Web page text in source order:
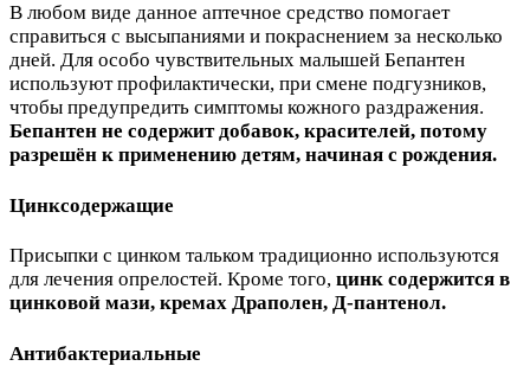
В любом виде данное аптечное средство помогает
справиться с высыпаниями и покраснением за несколько
дней. Для особо чувствительных малышей Бепантен
используют профилактически, при смене подгузников,
чтобы предупредить симптомы кожного раздражения.
Бепантен не содержит добавок, красителей, потому
разрешён к применению детям, начиная с рождения.
Цинксодержащие
Присыпки с цинком тальком традиционно используются
для лечения опрелостей. Кроме того, цинк содержится в
цинковой мази, кремах Драполен, Д-пантенол.
Антибактериальные